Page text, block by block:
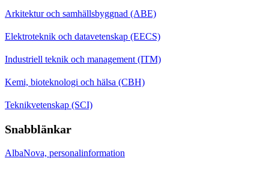
Arkitektur och samhällsbyggnad (ABE)
Elektroteknik och datavetenskap (EECS)
Industriell teknik och management (ITM)
Kemi, bioteknologi och hälsa (CBH)
Teknikvetenskap (SCI)
Snabblänkar
AlbaNova, personalinformation